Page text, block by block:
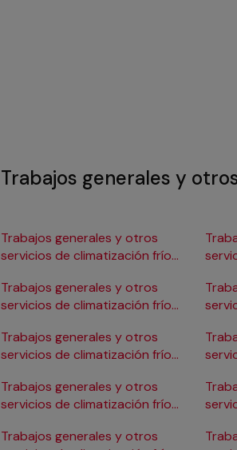
Trabajos generales y
Trabajos generales y otros
servicios de climatización frío
Trabajos generales y otros
servicios de climatización frío
Trabajos generales y otros
servicios de climatización frío
Trabajos generales y otros
servicios de climatización frío
Trabajos generales y otros